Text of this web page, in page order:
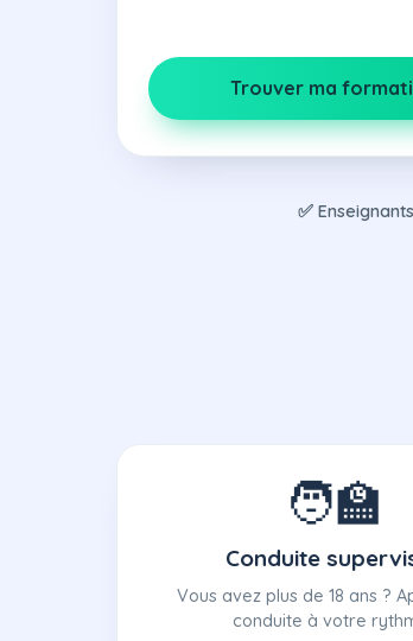
Trouver ma
✅
🧑‍🏫
Conduite
Vous avez plus de 18 ans ?
conduite à votre